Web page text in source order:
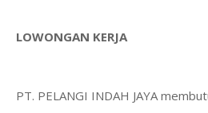
LOWONGAN KERJA
PT. PELANGI INDAH JAYA